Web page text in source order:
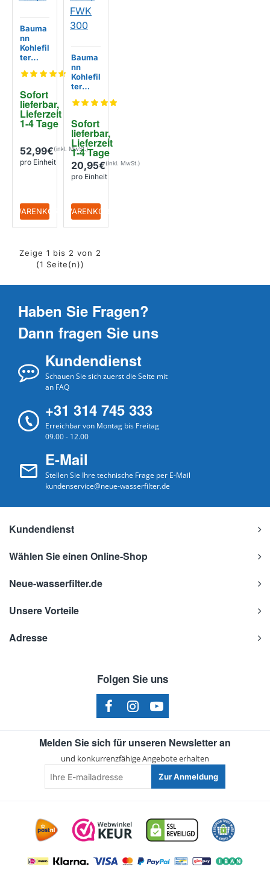
Sofort
lieferbar,
Lieferzeit
1-4 Tage
Bauma
nn
Kohlefil
ter
280/3
52,99€
pro Einheit
+ WARENKORB
Sofort
lieferbar,
Lieferzeit
1-4 Tage
Bauma
nn
Kohlefil
ter
300 /
300
20,95€
pro Einheit
+ WARENKORB
Zeige 1 bis 2 von 2
(1 Seite(n))
Haben Sie Fragen?
Dann fragen Sie uns
Kundendienst
Schauen Sie sich zuerst die Seite mit
an FAQ
+31 314 745 333
Erreichbar von Montag bis Freitag
09.00 - 12.00
E-Mail
Stellen Sie Ihre technische Frage per E-Mail
kundenservice@neue-wasserfilter.de
Kundendienst
Wählen Sie einen Online-Shop
Neue-wasserfilter.de
Unsere Vorteile
Adresse
Folgen Sie uns
Melden Sie sich für unseren Newsletter an
und konkurrenzfähige Angebote erhalten
E-
mailadresse
Zur Anmeldung